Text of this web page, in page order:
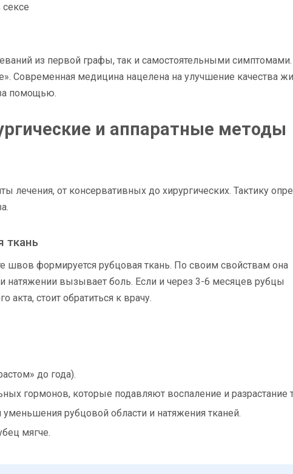
из первой графы, так и самостоятельными симптомами.
Современная медицина нацелена на улучшение качества
помощью.
и аппаратные методы
от консервативных до хирургических. Тактику
ткань
швов формируется рубцовая ткань. По своим свойствам она
натяжении вызывает боль. Если и через 3-6 месяцев рубцы
стоит обратиться к врачу.
до года).
гормонов, которые подавляют воспаление и разрастание
рубцовой области и натяжения тканей.
мягче.